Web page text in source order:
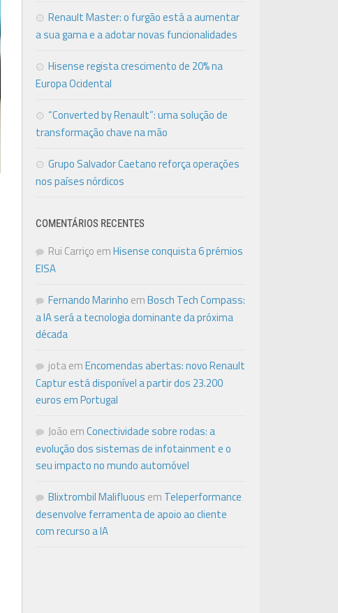
Renault Master: o furgão está a aumentar
a sua gama e a adotar novas funcionalidades
Hisense regista crescimento de 20% na
Europa Ocidental
“Converted by Renault”: uma solução de
transformação chave na mão
Grupo Salvador Caetano reforça operações
nos países nórdicos
COMENTÁRIOS RECENTES
Rui Carriço emHisense conquista 6 prémios
EISA
Fernando Marinho emBosch Tech Compass:
a IA será a tecnologia dominante da próxima
década
jotaemEncomendas abertas: novo Renault
Captur está disponível a partir dos 23.200
euros em Portugal
João emConectividade sobre rodas: a
evolução dos sistemas de infotainment e o
seu impacto no mundo automóvel
Blixtrombil Malifluous em Teleperformance
desenvolve ferramenta de apoio ao cliente
com recurso a IA